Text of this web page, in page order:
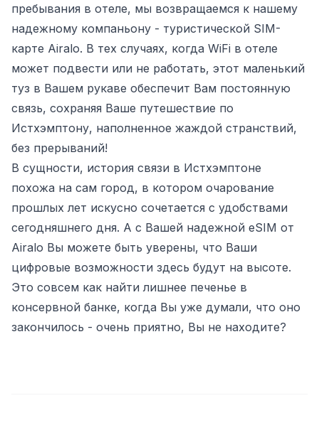
пребывания в отеле, мы возвращаемся к нашему
надежному компаньону - туристической SIM-
карте Airalo. В тех случаях, когда WiFi в отеле
может подвести или не работать, этот маленький
туз в Вашем рукаве обеспечит Вам постоянную
связь, сохраняя Ваше путешествие по
Истхэмптону, наполненное жаждой странствий,
без прерываний!
В сущности, история связи в Истхэмптоне
похожа на сам город, в котором очарование
прошлых лет искусно сочетается с удобствами
сегодняшнего дня. А с Вашей надежной eSIM от
Airalo Вы можете быть уверены, что Ваши
цифровые возможности здесь будут на высоте.
Это совсем как найти лишнее печенье в
консервной банке, когда Вы уже думали, что оно
закончилось - очень приятно, Вы не находите?